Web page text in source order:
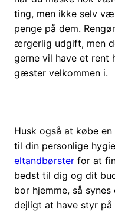
ting, men ikke selv
penge på dem.
ærgerlig udgift, men
gerne vil have et rent
gæster velkommen i.
Husk også at købe
til din personlige
eltandbørster for at
bedst til dig og dit
bor hjemme, så
dejligt at have styr på